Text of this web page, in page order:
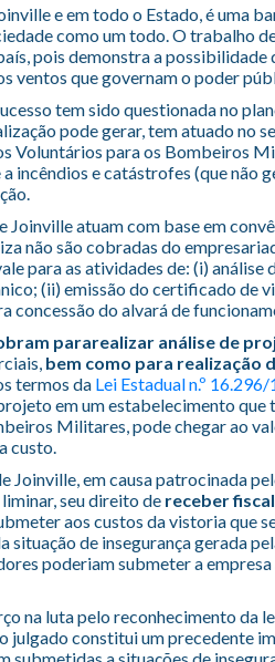
e em todo o Estado, é uma
como um todo. O trabalho
pois demonstra a possibilidade
ventos que governam o poder
tem sido questionada no
pode gerar, tem atuado no
Voluntários para os Bombeiros
incêndios e catástrofes (que não
atuam com base em
não são cobradas do
para as atividades de: (i) análise
(ii) emissão do certificado de
concessão do alvará de
pararealizar análise de
bem como para realização
termos da Lei Estadual n.º 16.296/
em um estabelecimento que
Militares, pode chegar ao
custo.
Joinville, em causa patrocinada
seu direito de receber
aos custos da vistoria que
de insegurança gerada
poderiam submeter a
na luta pelo reconhecimento da
julgado constitui um precedente